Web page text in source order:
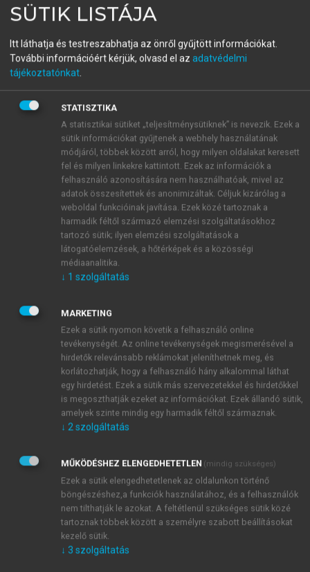
CSILLA, RAJNAVÖLGYI ÉVA (SZERK.)
menu_book OLVASÁS
14.16.2. A fagocitózis vizsgálata
A klasszikus módszer szerint szeparált monocytákat
vagy granulocytákat együtt inkubálnak ellenanyaggal
fedett vörösvérsejtekkel, valamint komplementtel
opszonizált vagy natív élesztőrészecskékkel, majd
mikroszkópban vizsgálják és számlálják a sejtek által
megkötött vagy bekebelezett részecskéket. Ezzel a
teszttel mind az IgG-t kötő Fc-receptorok, mind a
komplement- és a szénhidrátreceptorok által mediált
fagocitózis vizsgálható. Az újabb tesztek
immunglobulinnal és komplementtel opszonizált,
FITC-cel jelöltE. colit használnak. A vizsgálandó
vérmintával való inkubációt követően a
baktériumo(ka)t bekebelezett granulocyák és
monocyták százalékos aránya, valamint azok
aktivitása (a bekebelezett baktériumok száma) is
meghatározható áramlási citofluorometriával. Nem
opszonizált baktériumok használata esetén az adott
vérminta opszonizáló képessége is vizsgálható.
SÜTIK LISTÁJA
Itt láthatja és testreszabhatja az önről gyűjtött információkat.
További információért kérjük, olvasd el az adatvédelmi
tájékoztatónkat.
STATISZTIKA
A statisztikai sütiket „teljesítménysütiknek” is nevezik. Ezek a
sütik információkat gyűjtenek a webhely használatának
módjáról, többek között arról, hogy milyen oldalakat keresett
fel és milyen linkekre kattintott. Ezek az információk a
felhasználó azonosítására nem használhatóak, mivel az
adatok összesítettek és anonimizáltak. Céljuk kizárólag a
weboldal funkcióinak javítása. Ezek közé tartoznak a
harmadik féltől származó elemzési szolgáltatásokhoz
tartozó sütik; ilyen elemzési szolgáltatások a
látogatóelemzések, a hőtérképek és a közösségi
médiaanalitika.
↓ 1 szolgáltatás
MARKETING
Ezek a sütik nyomon követik a felhasználó online
tevékenységét. Az online tevékenységek megismerésével a
hirdetők relevánsabb reklámokat jeleníthetnek meg, és
korlátozhatják, hogy a felhasználó hány alkalommal láthat
egy hirdetést. Ezek a sütik más szervezetekkel és hirdetőkkel
is megoszthatják ezeket az információkat. Ezek állandó sütik,
amelyek szinte mindig egy harmadik féltől származnak.
↓ 2szolgáltatás
MŰKÖDÉSHEZ ELENGEDHETETLEN (mindig szükséges)
Ezek a sütik elengedhetetlenek az oldalunkon történő
böngészéshez,a funkciók használatához, és a felhasználók
nem tilthatják le azokat. A feltétlenül szükséges sütik közé
tartoznak többek között a személyre szabott beállításokat
kezelő sütik.
↓ 3 szolgáltatás